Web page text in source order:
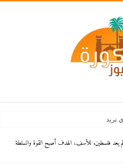
يعد فلسطين. للأسف، الهدف أصبح القوة والسلطة